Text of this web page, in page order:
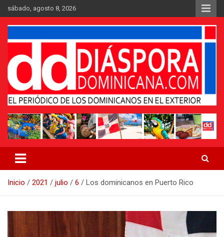
Saltar
al
contenido
sábado, agosto 8, 2026
Periódico Diáspora Dominicana
Inicio 2021 julio 6 Los dominicanos en Puerto Rico